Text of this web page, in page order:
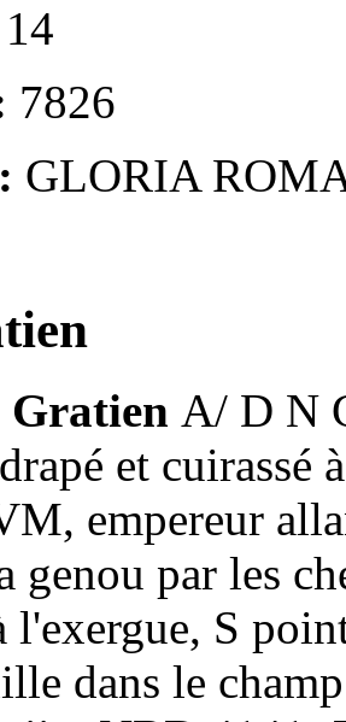
14
7826
GLORIA
Gratien A/ D N
et
empereur
genou par les
l'exergue, S
dans le